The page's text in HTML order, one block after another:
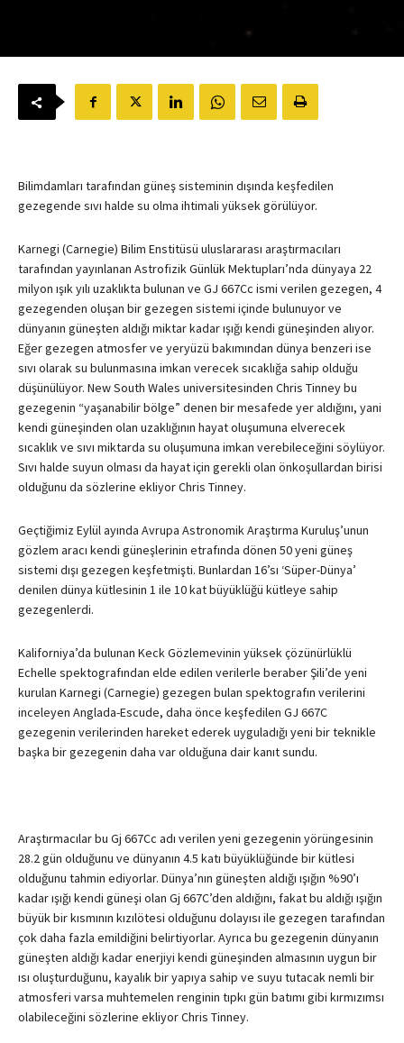
Bilimdamları tarafından güneş sisteminin dışında keşfedilen
gezegende sıvı halde su olma ihtimali yüksek görülüyor.
Karnegi (Carnegie) Bilim Enstitüsü uluslararası araştırmacıları
tarafından yayınlanan Astrofizik Günlük Mektupları’nda dünyaya 22
milyon ışık yılı uzaklıkta bulunan ve GJ 667Cc ismi verilen gezegen, 4
gezegenden oluşan bir gezegen sistemi içinde bulunuyor ve
dünyanın güneşten aldığı miktar kadar ışığı kendi güneşinden alıyor.
Eğer gezegen atmosfer ve yeryüzü bakımından dünya benzeri ise
sıvı olarak su bulunmasına imkan verecek sıcaklığa sahip olduğu
düşünülüyor. New South Wales universitesinden Chris Tinney bu
gezegenin “yaşanabilir bölge” denen bir mesafede yer aldığını, yani
kendi güneşinden olan uzaklığının hayat oluşumuna elverecek
sıcaklık ve sıvı miktarda su oluşumuna imkan verebileceğini söylüyor.
Sıvı halde suyun olması da hayat için gerekli olan önkoşullardan birisi
olduğunu da sözlerine ekliyor Chris Tinney.
Geçtiğimiz Eylül ayında Avrupa Astronomik Araştırma Kuruluş’unun
gözlem aracı kendi güneşlerinin etrafında dönen 50 yeni güneş
sistemi dışı gezegen keşfetmişti. Bunlardan 16’sı ‘Süper-Dünya’
denilen dünya kütlesinin 1 ile 10 kat büyüklüğü kütleye sahip
gezegenlerdi.
Kaliforniya’da bulunan Keck Gözlemevinin yüksek çözünürlüklü
Echelle spektografından elde edilen verilerle beraber Şili’de yeni
kurulan Karnegi (Carnegie) gezegen bulan spektografın verilerini
inceleyen Anglada-Escude, daha önce keşfedilen GJ 667C
gezegenin verilerinden hareket ederek uyguladığı yeni bir teknikle
başka bir gezegenin daha var olduğuna dair kanıt sundu.
Araştırmacılar bu Gj 667Cc adı verilen yeni gezegenin yörüngesinin
28.2 gün olduğunu ve dünyanın 4.5 katı büyüklüğünde bir kütlesi
olduğunu tahmin ediyorlar. Dünya’nın güneşten aldığı ışığın %90’ı
kadar ışığı kendi güneşi olan Gj 667C’den aldığını, fakat bu aldığı ışığın
büyük bir kısmının kızılötesi olduğunu dolayısı ile gezegen tarafından
çok daha fazla emildiğini belirtiyorlar. Ayrıca bu gezegenin dünyanın
güneşten aldığı kadar enerjiyi kendi güneşinden almasının uygun bir
ısı oluşturduğunu, kayalık bir yapıya sahip ve suyu tutacak nemli bir
atmosferi varsa muhtemelen renginin tıpkı gün batımı gibi kırmızımsı
olabileceğini sözlerine ekliyor Chris Tinney.